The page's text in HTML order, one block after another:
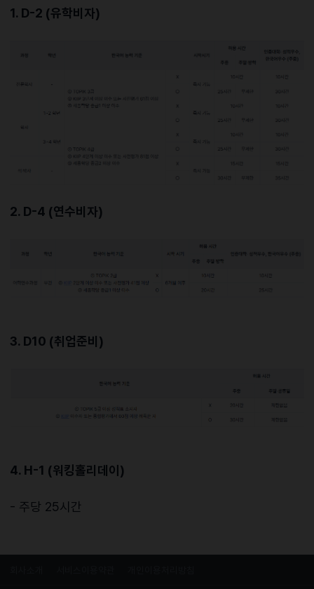
1. D-2 (유학비자)
2. D-4 (연수비자)
3. D10 (취업준비)
4. H-1 (워킹홀리데이)
- 주당 25시간